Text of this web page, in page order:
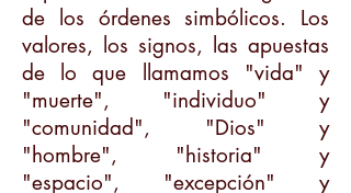
de los órdenes simbólicos. Los
valores, los signos, las apuestas
de lo que llamamos "vida" y
"muerte", "individuo" y
"comunidad", "Dios" y
"hombre", "historia" y
"espacio", "excepción" y